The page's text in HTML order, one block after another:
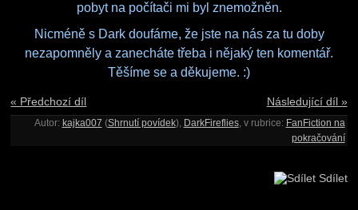
pobyt na počítači mi byl znemožněn.
Nicméně s Dark doufáme, že jste na nás za tu doby
nezapomněly a zanecháte třeba i nějaký ten komentář.
Těšíme se a děkujeme. :)
« Předchozí díl Následující díl »
Autor: kajka007 (Shrnutí povídek), DarkFireflies, v rubrice: FanFiction na
pokračování
Sdílet